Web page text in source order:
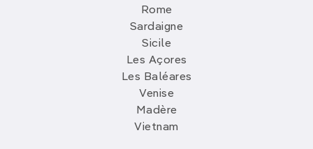
Rome
Sardaigne
Sicile
Les Açores
Les Baléares
Venise
Madère
Vietnam